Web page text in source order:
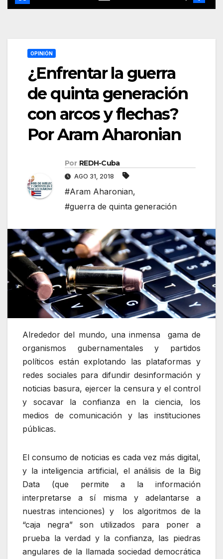
OPINIÓN
¿Enfrentar la guerra
de quinta generación
con arcos y flechas?
Por Aram Aharonian
Por REDH-Cuba
AGO 31, 2018
#Aram Aharonian,
#guerra de quinta generación
Alrededor del mundo, una inmensa gama de
organismos gubernamentales y partidos
políticos están explotando las plataformas y
redes sociales para difundir desinformación y
noticias basura, ejercer la censura y el control
y socavar la confianza en la ciencia, los
medios de comunicación y las instituciones
públicas.
El consumo de noticias es cada vez más digital,
y la inteligencia artificial, el análisis de la Big
Data (que permite a la información
interpretarse a sí misma y adelantarse a
nuestras intenciones) y los algoritmos de la
“caja negra” son utilizados para poner a
prueba la verdad y la confianza, las piedras
angulares de la llamada sociedad democrática